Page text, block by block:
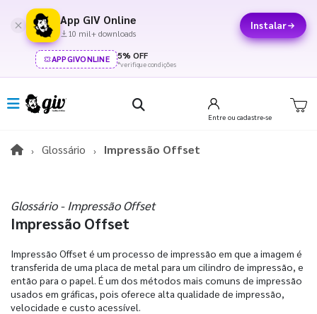
App GIV Online
10 mil+ downloads
Instalar
APPGIVONLINE 5% OFF
*verifique condições
Entre ou cadastre-se
Glossário Impressão Offset
Glossário - Impressão Offset
Impressão Offset
Impressão Offset é um processo de impressão em que a imagem é
transferida de uma placa de metal para um cilindro de impressão, e
então para o papel. É um dos métodos mais comuns de impressão
usados em gráficas, pois oferece alta qualidade de impressão,
velocidade e custo acessível.